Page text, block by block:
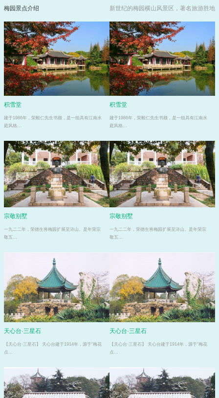
梅园景点介绍 新世纪的梅园横山风景区，著名旅游胜地
积雪堂
建于1986年，荣毅仁先生书额，是一组具有江南水
庭风格…
积雪堂
建于1986年，荣毅仁先生书额，是一组具有江南水
庭风格…
宗敬别墅
一九二二年，荣德生将梅园扩展至浒山。是年荣宗
敬五…
宗敬别墅
一九二二年，荣德生将梅园扩展至浒山。是年荣宗
敬五…
天心台·三星石
【天心台·三星石】 天心台建于1914年，源于“梅花
点…
天心台·三星石
【天心台·三星石】 天心台建于1914年，源于“梅花
点…